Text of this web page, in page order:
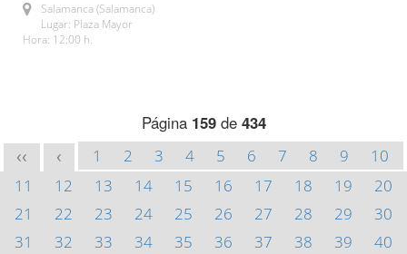
Salamanca (Salamanca)
Lugar: Plaza Mayor
Hora: 12:00 h.
Página 159de 434
<< < 1 2 3 4 5 6 7 8 9
10
11
12 13 14 15 16 17 18 19
20
21
22 23 24 25 26 27 28 29
30
31
32 33 34 35 36 37 38 39
40